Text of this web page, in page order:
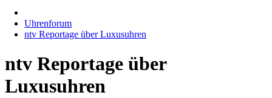
Uhrenforum
ntv Reportage über Luxusuhren
ntv Reportage über
Luxusuhren